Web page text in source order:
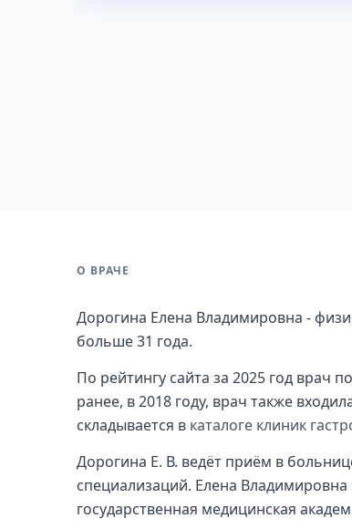
О ВРАЧЕ
Дорогина Елена Владимировна -
больше 31 года.
По рейтингу сайта за 2025 год врач
ранее, в 2018 году, врач также
складывается в каталоге клиник
Дорогина Е. В. ведёт приём в
специализаций. Елена
государственная медицинская